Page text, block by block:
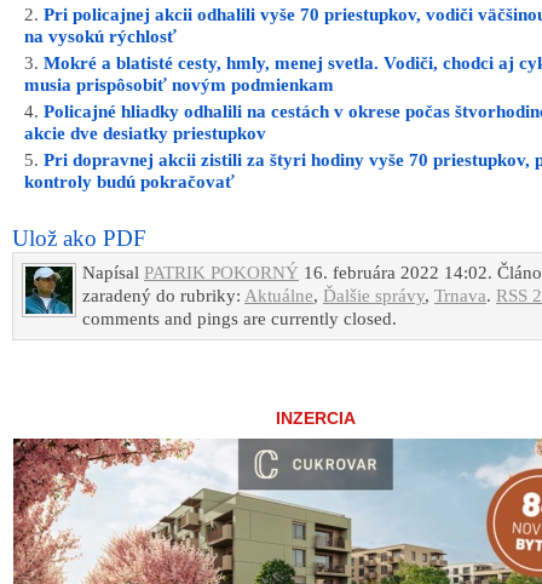
Pri policajnej akcii odhalili vyše 70 priestupkov, vodiči
na vysokú rýchlosť
Mokré a blatisté cesty, hmly, menej svetla. Vodiči, chodci aj
musia prispôsobiť novým podmienkam
Policajné hliadky odhalili na cestách v okrese počas
akcie dve desiatky priestupkov
Pri dopravnej akcii zistili za štyri hodiny vyše 70 priestupkov,
kontroly budú pokračovať
Ulož ako PDF
Napísal PATRIK POKORNÝ 16. februára 2022 14:02.
zaradený do rubriky: Aktuálne, Ďalšie správy, Trnava. RSS
comments and pings are currently closed.
INZERCIA